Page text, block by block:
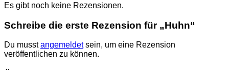
Es gibt noch keine Rezensionen.
Schreibe die erste Rezension für „Huhn“
Du musstangemeldetsein, um eine Rezension
veröffentlichen zu können.